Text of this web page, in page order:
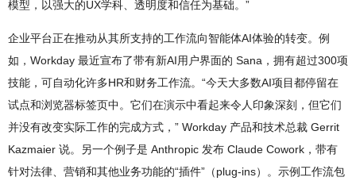
模型，以强大的UX学科、透明度和信任为基础。”
企业平台正在推动从其所支持的工作流向智能体AI体验的转变。例
如，Workday 最近宣布了带有新AI用户界面的 Sana，拥有超过300项
技能，可自动化许多HR和财务工作流。“今天大多数AI项目都停留在
试点和浏览器标签页中。它们在演示中看起来令人印象深刻，但它们
并没有改变实际工作的完成方式，” Workday 产品和技术总裁 Gerrit
Kazmaier 说。另一个例子是 Anthropic 发布 Claude Cowork，带有
针对法律、营销和其他业务功能的“插件”（plug-ins）。示例工作流包